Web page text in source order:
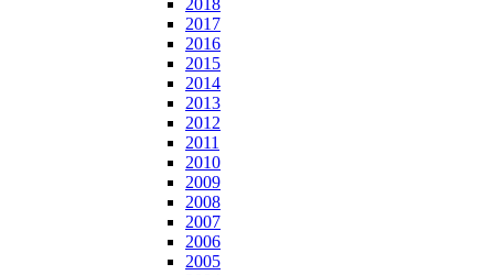
2018
2017
2016
2015
2014
2013
2012
2011
2010
2009
2008
2007
2006
2005